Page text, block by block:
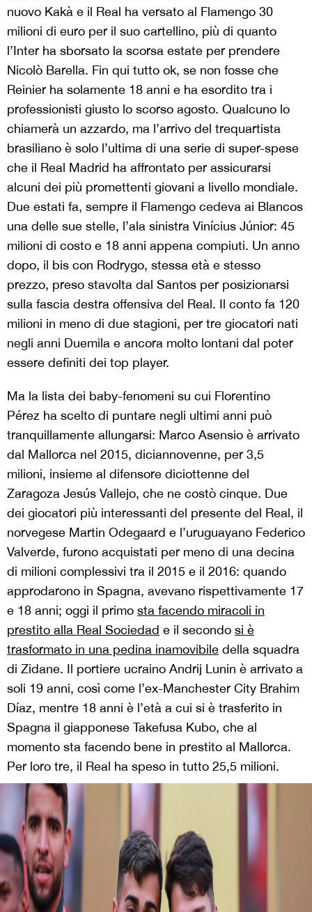
nuovo Kakà e il Real ha versato al Flamengo 30
milioni di euro per il suo cartellino, più di quanto
l’Inter ha sborsato la scorsa estate per prendere
Nicolò Barella. Fin qui tutto ok, se non fosse che
Reinier ha solamente 18 anni e ha esordito tra i
professionisti giusto lo scorso agosto. Qualcuno lo
chiamerà un azzardo, ma l’arrivo del trequartista
brasiliano è solo l’ultima di una serie di super-spese
che il Real Madrid ha affrontato per assicurarsi
alcuni dei più promettenti giovani a livello mondiale.
Due estati fa, sempre il Flamengo cedeva ai Blancos
una delle sue stelle, l’ala sinistra Vinícius Júnior: 45
milioni di costo e 18 anni appena compiuti. Un anno
dopo, il bis con Rodrygo, stessa età e stesso
prezzo, preso stavolta dal Santos per posizionarsi
sulla fascia destra offensiva del Real. Il conto fa 120
milioni in meno di due stagioni, per tre giocatori nati
negli anni Duemila e ancora molto lontani dal poter
essere definiti dei top player.
Ma la lista dei baby-fenomeni su cui Florentino
Pérez ha scelto di puntare negli ultimi anni può
tranquillamente allungarsi: Marco Asensio è arrivato
dal Mallorca nel 2015, diciannovenne, per 3,5
milioni, insieme al difensore diciottenne del
Zaragoza Jesús Vallejo, che ne costò cinque. Due
dei giocatori più interessanti del presente del Real, il
norvegese Martin Odegaard e l’uruguayano Federico
Valverde, furono acquistati per meno di una decina
di milioni complessivi tra il 2015 e il 2016: quando
approdarono in Spagna, avevano rispettivamente 17
e 18 anni; oggi il primo sta facendo miracoli in
prestito alla Real Sociedad e il secondo si è
trasformato in una pedina inamovibile della squadra
di Zidane. Il portiere ucraino Andrij Lunin è arrivato a
soli 19 anni, così come l’ex-Manchester City Brahim
Díaz, mentre 18 anni è l’età a cui si è trasferito in
Spagna il giapponese Takefusa Kubo, che al
momento sta facendo bene in prestito al Mallorca.
Per loro tre, il Real ha speso in tutto 25,5 milioni.